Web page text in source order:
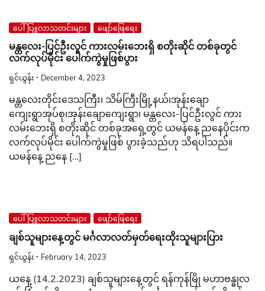
ပေါ်ပြူလာသတင်းများ ဖျော်ဖြေရေး
မန္တလေး-ပြင်ဦးလွင် ကားလမ်းဘေးရှိ စတိုးဆိုင် တစ်ခုတွင်
လက်လုပ်မိုင်း ပေါက်ကွဲမှုဖြစ်ပွား
ရှင်ယွန်း December 4, 2023
မန္တလေးတိုင်းဒေသကြီး၊ သိမ်ကြီးမြို့နယ်၊အုန်းချော
ကျေးရွာအုပ်စု၊အုန်းချောကျေးရွာ၊ မန္တလေး-ပြင်ဦးလွင် ကား
လမ်းဘေးရှိ စတိုးဆိုင် တစ်ခုအရှေ့တွင် ယမန်နေ့ ညနေပိုင်းက
လက်လုပ်မိုင်း ပေါက်ကွဲမှုဖြစ် ပွားခဲ့သည်ဟု သိရပါသည်။
ယမန်နေ့ ညနေ […]
ပေါ်ပြူလာသတင်းများ ဖျော်ဖြေရေး
ချစ်သူများနေ့တွင် မင်္ဂလာလတ်မှတ်ရေးထိုးသူများပြား
ရှင်ယွန်း February 14, 2023
ယနေ့ (14.2.2023) ချစ်သူများနေ့တွင် ရန်ကုန်မြို မဟာဗန္ဓုလ